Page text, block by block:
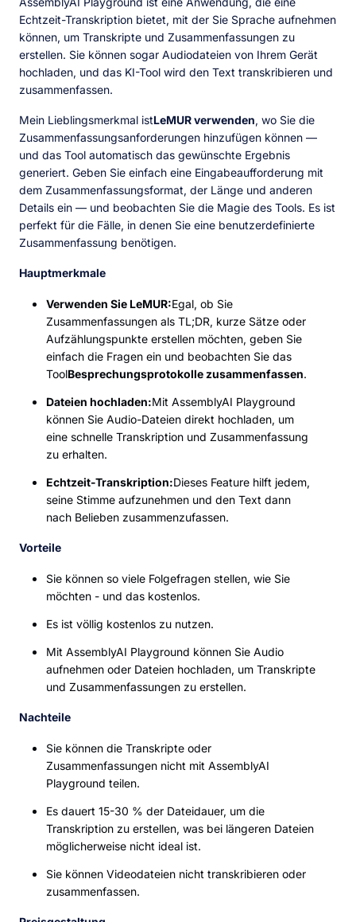
Echtzeit-Transkription bietet, mit der Sie Sprache aufnehmen
können, um Transkripte und Zusammenfassungen zu
erstellen. Sie können sogar Audiodateien von Ihrem Gerät
hochladen, und das KI-Tool wird den Text transkribieren und
zusammenfassen.
Mein Lieblingsmerkmal istLeMUR verwenden, wo Sie die
Zusammenfassungsanforderungen hinzufügen können —
und das Tool automatisch das gewünschte Ergebnis
generiert. Geben Sie einfach eine Eingabeaufforderung mit
dem Zusammenfassungsformat, der Länge und anderen
Details ein — und beobachten Sie die Magie des Tools. Es ist
perfekt für die Fälle, in denen Sie eine benutzerdefinierte
Zusammenfassung benötigen.
Hauptmerkmale
Verwenden Sie LeMUR:Egal, ob Sie
Zusammenfassungen als TL;DR, kurze Sätze oder
Aufzählungspunkte erstellen möchten, geben Sie
einfach die Fragen ein und beobachten Sie das
ToolBesprechungsprotokolle zusammenfassen.
Dateien hochladen:Mit AssemblyAI Playground
können Sie Audio-Dateien direkt hochladen, um
eine schnelle Transkription und Zusammenfassung
zu erhalten.
Echtzeit-Transkription:Dieses Feature hilft jedem,
seine Stimme aufzunehmen und den Text dann
nach Belieben zusammenzufassen.
Vorteile
Sie können so viele Folgefragen stellen, wie Sie
möchten - und das kostenlos.
Es ist völlig kostenlos zu nutzen.
Mit AssemblyAI Playground können Sie Audio
aufnehmen oder Dateien hochladen, um Transkripte
und Zusammenfassungen zu erstellen.
Nachteile
Sie können die Transkripte oder
Zusammenfassungen nicht mit AssemblyAI
Playground teilen.
Es dauert 15-30 % der Dateidauer, um die
Transkription zu erstellen, was bei längeren Dateien
möglicherweise nicht ideal ist.
Sie können Videodateien nicht transkribieren oder
zusammenfassen.